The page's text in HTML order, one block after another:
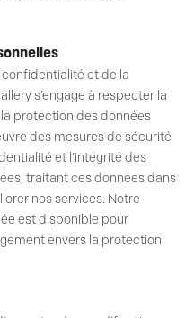
et de la
s’engage à respecter la
protection des données
des mesures de sécurité
et l’intégrité des
traitant ces données dans
nos services. Notre
est disponible pour
envers la protection